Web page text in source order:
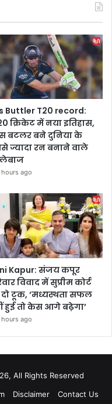
Buttler T20 record:
क्रिकेट में नया इतिहास,
बटलर बने दुनिया के
ज्यादा रन बनाने वाले
hours ago
Kapur: संजय कपूर
विवाद में सुप्रीम कोर्ट
टूक, ‘मध्यस्थता सफल
हुई तो केस आगे बढ़ेगा’
hours ago
All Rights Reserved
Disclaimer Contact Us